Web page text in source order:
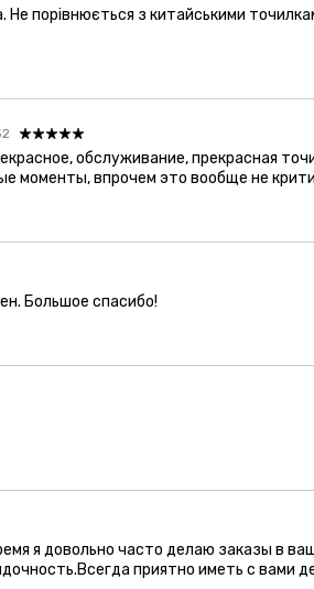
Не порівнюється з китайськими
обслуживание, прекрасная
моменты, впрочем это вообще не
Большое спасибо!
я довольно часто делаю заказы в
приятно иметь с вами